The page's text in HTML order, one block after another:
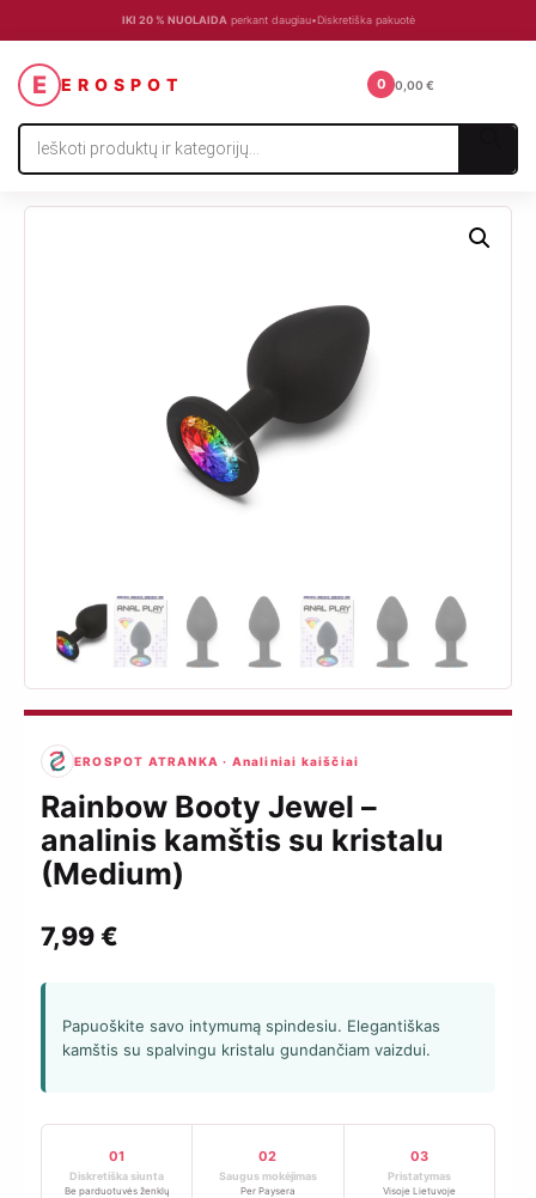
IKI 20 % NUOLAIDA perkant daugiau•Diskretiška pakuotė
E EROSPOT
Products
search
0 0,00 €
EROSPOT ATRANKA · Analiniai kaiščiai
Rainbow Booty Jewel –
analinis kamštis su kristalu
(Medium)
7,99€
Papuoškite savo intymumą spindesiu. Elegantiškas
kamštis su spalvingu kristalu gundančiam vaizdui.
01
Diskretiška siunta
Be parduotuvės ženklų
02
Saugus mokėjimas
Per Paysera
03
Pristatymas
Visoje Lietuvoje